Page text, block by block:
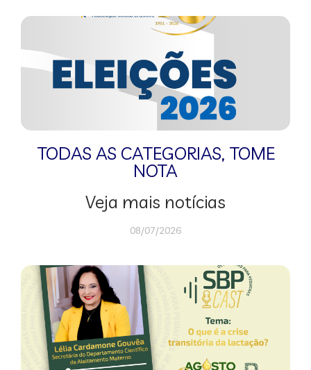
TODAS AS CATEGORIAS, TOME
NOTA
Veja mais notícias
08/07/2026